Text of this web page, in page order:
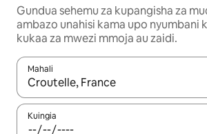
Gundua sehemu za kupangisha za
ambazo unahisi kama upo nyumbani
kukaa za mwezi mmoja au zaidi.
Mahali
Wakati matokeo yanapatikana, vinjari
Kuingia